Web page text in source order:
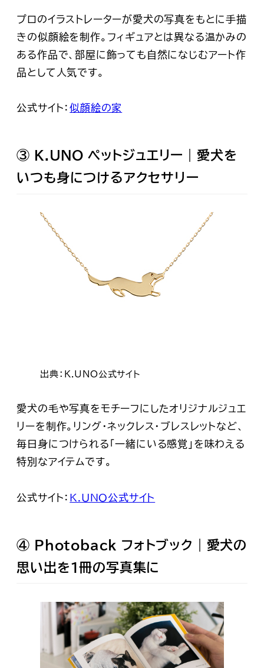
プロのイラストレーターが愛犬の写真をもとに手描
きの似顔絵を制作。フィギュアとは異なる温かみの
ある作品で、部屋に飾っても自然になじむアート作
品として人気です。
公式サイト：似顔絵の家
③ K.UNO ペットジュエリー｜愛犬を
いつも身につけるアクセサリー
出典：K.UNO公式サイト
愛犬の毛や写真をモチーフにしたオリジナルジュエ
リーを制作。リング・ネックレス・ブレスレットなど、
毎日身につけられる「一緒にいる感覚」を味わえる
特別なアイテムです。
公式サイト： K.UNO公式サイト
④ Photoback フォトブック｜愛犬の
思い出を1冊の写真集に